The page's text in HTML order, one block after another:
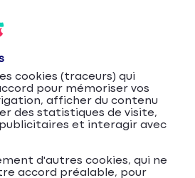
cookies (traceurs) qui
pour mémoriser vos
afficher du contenu
des statistiques de visite,
et interagir avec
d'autres cookies, qui ne
accord préalable, pour